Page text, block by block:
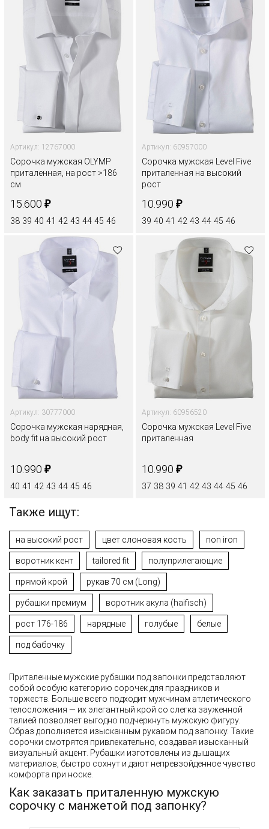
Артикул: 12767000
Сорочка мужская OLYMP
приталенная, на рост >186
см
15.600 ₽
38 39 40 41 42 43 44 45 46
Артикул: 60957000
Сорочка мужская Level Five
приталенная на высокий
рост
10.990 ₽
39 40 41 42 43 44 45 46
Артикул: 30777000
Сорочка мужская нарядная,
body fit на высокий рост
10.990 ₽
40 41 42 43 44 45 46
Артикул: 60956520
Сорочка мужская Level Five
приталенная
10.990 ₽
37 38 39 41 42 43 44 45 46
Также ищут:
на высокий рост цвет слоновая кость non iron
воротник кент tailored fit полуприлегающие
прямой крой рукав 70 см (Long)
рубашки премиум воротник акула (haifisch)
рост 176-186 нарядные голубые белые
под бабочку
Приталенные мужские рубашки под запонки представляют
собой особую категорию сорочек для праздников и
торжеств. Больше всего подходит мужчинам атлетического
телосложения — их элегантный крой со слегка зауженной
талией позволяет выгодно подчеркнуть мужскую фигуру.
Образ дополняется изысканным рукавом под запонку. Такие
сорочки смотрятся привлекательно, создавая изысканный
визуальный акцент. Рубашки изготовлены из дышащих
материалов, быстро сохнут и дают непревзойденное чувство
комфорта при носке.
Как заказать приталенную мужскую
сорочку с манжетой под запонку?